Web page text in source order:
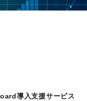
導入支援サービス